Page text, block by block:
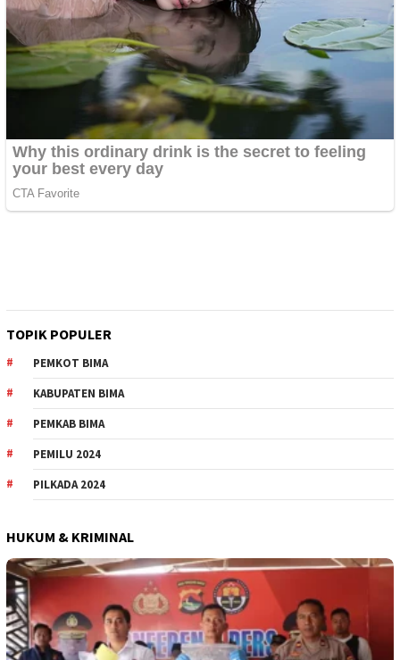
TOPIK POPULER
PEMKOT BIMA
KABUPATEN BIMA
PEMKAB BIMA
PEMILU 2024
PILKADA 2024
HUKUM & KRIMINAL